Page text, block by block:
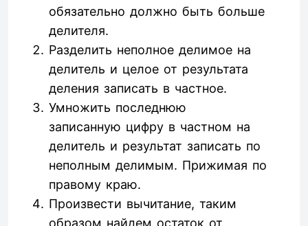
обязательно должно быть больше
делителя.
Разделить неполное делимое на
делитель и целое от результата
деления записать в частное.
Умножить последнюю
записанную цифру в частном на
делитель и результат записать по
неполным делимым. Прижимая по
правому краю.
Произвести вычитание, таким
образом найдем остаток от